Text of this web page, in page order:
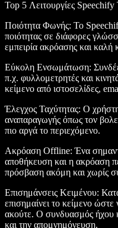
Top 5 Λειτουργίες Speechify
Ποιότητα Φωνής: Το
ποιότητας σε διάφορες
εμπειρία ακρόασης και καλή
Εύκολη Ενσωμάτωση:
π.χ. φυλλομετρητές και
κείμενο από ιστοσελίδες,
Έλεγχος Ταχύτητας: Ο
αναπαραγωγής όπως τον
πιο αργά το περιεχόμενο.
Ακρόαση Offline: Ένα
αποθήκευση και η ακρόαση
πρόσβαση ακόμη και χωρίς
Επισημάνσεις Κειμένου:
επισημαίνει το κείμενο ώστε
ακούτε. Ο συνδυασμός ήχου
και την απομνημόνευση.